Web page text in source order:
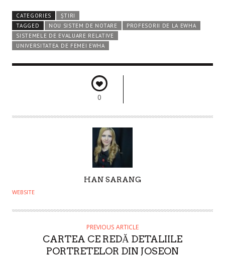
CATEGORIES
ȘTIRI
TAGGED
NOU SISTEM DE NOTARE
PROFESORII DE LA EWHA
SISTEMELE DE EVALUARE RELATIVE
UNIVERSITATEA DE FEMEI EWHA
0
U
H
HAN SARANG
WEBSITE
PREVIOUS ARTICLE
CARTEA CE REDĂ DETALIILE
PORTRETELOR DIN JOSEON